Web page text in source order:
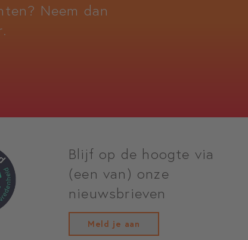
Neem dan
Blijf op de hoogte via
(een van) onze
nieuwsbrieven
Meld je aan